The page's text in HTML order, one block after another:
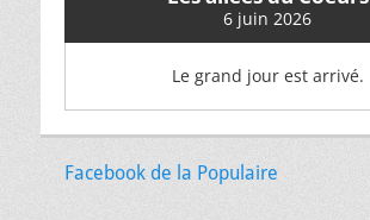
6 juin 2026
Le grand jour est arrivé.
Facebook de la Populaire